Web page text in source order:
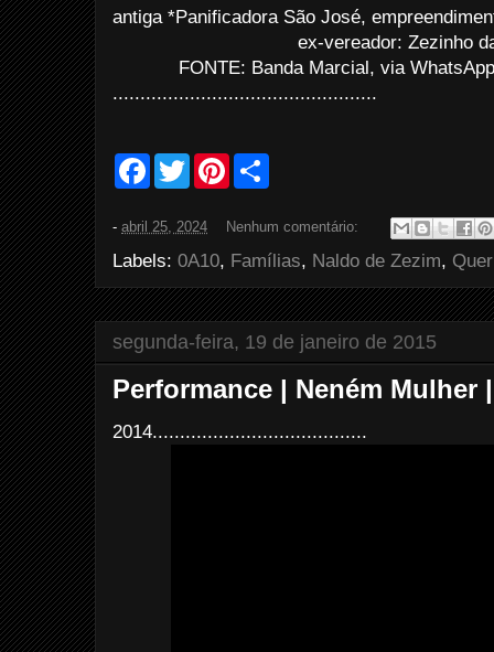
antiga *Panificadora São José,
ex-vereador: Zezinho
FONTE: Banda Marcial, via
................................................
F
b
o
k
T
w
t
r
P
e
e
s
t
e
- abril 25, 2024 Nenhum comentário:
Labels: 0A10, Famílias, Naldo de Zezim,
segunda-feira, 19 de janeiro de 2015
Performance | Neném Mulher
2014.......................................